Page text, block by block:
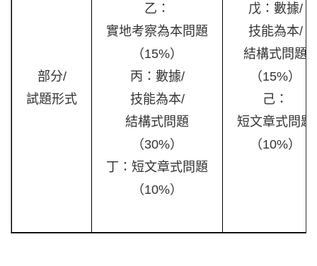
部分/
試題形式
乙：
實地考察為本問題
（15%）
丙：數據/
技能為本/
結構式問題
（30%）
丁：短文章式問題
（10%）
戊：數據/
技能為本/
結構式問題
（15%）
己：
短文章式問題
（10%）